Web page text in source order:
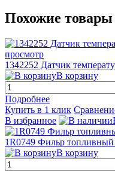
Похожие товары
просмотр
1342252 Датчик
В корзину
Подробнее
Купить в 1 клик
В избранное
1R0749 Фильр
В корзину